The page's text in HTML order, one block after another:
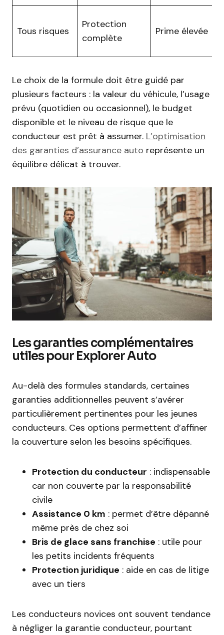
Tous risques
Protection
complète
Prime élevée
Le choix de la formule doit être guidé par
plusieurs facteurs : la valeur du véhicule, l’usage
prévu (quotidien ou occasionnel), le budget
disponible et le niveau de risque que le
conducteur est prêt à assumer. L’optimisation
des garanties d’assurance auto représente un
équilibre délicat à trouver.
Les garanties complémentaires
utiles pour Explorer Auto
Au-delà des formules standards, certaines
garanties additionnelles peuvent s’avérer
particulièrement pertinentes pour les jeunes
conducteurs. Ces options permettent d’affiner
la couverture selon les besoins spécifiques.
Protection du conducteur : indispensable
car non couverte par la responsabilité
civile
Assistance 0 km : permet d’être dépanné
même près de chez soi
Bris de glace sans franchise : utile pour
les petits incidents fréquents
Protection juridique : aide en cas de litige
avec un tiers
Les conducteurs novices ont souvent tendance
à négliger la garantie conducteur, pourtant